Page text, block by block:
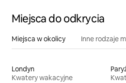
Miejsca do odkrycia
Miejsca w okolicy Inne rodzaje
Londyn
Kwatery wakacyjne